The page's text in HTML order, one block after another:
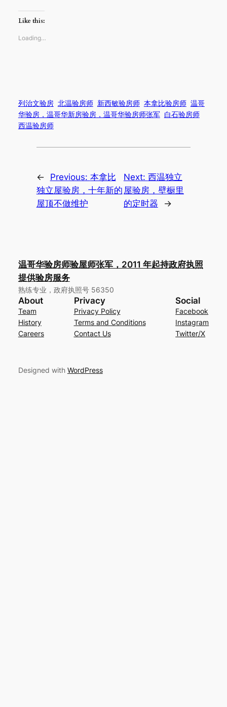
Like this:
Loading…
列治文验房 北温验房师 新西敏验房师 本拿比验房师 温哥
华验房，温哥华新房验房，温哥华验房师张军 白石验房师
西温验房师
← Previous: 本拿比
独立屋验房，十年新的
屋顶不做维护
Next: 西温独立
屋验房，壁橱里
的定时器
→
温哥华验房师验屋师张军，2011 年起持政府执照
提供验房服务
熟练专业，政府执照号 56350
About
Team
History
Careers
Privacy
Privacy Policy
Terms and Conditions
Contact Us
Social
Facebook
Instagram
Twitter/X
Designed with WordPress